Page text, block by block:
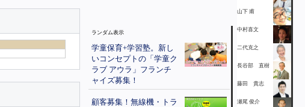
ランダム表示
学童保育+学習塾。新し
いコンセプトの「学童ク
ラブ アウラ」フランチ
ャイズ募集！
顧客募集！無線機・トラ
山下 甫
中村喜文
二代克之
長谷部 直樹
藤田 貴志
瀬尾 俊介